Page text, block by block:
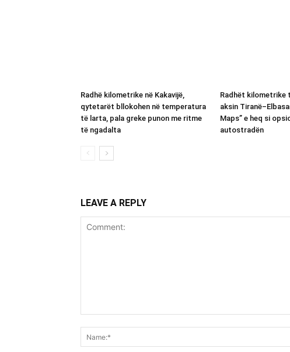
Radhë kilometrike në Kakavijë,
qytetarët bllokohen në temperatura
të larta, pala greke punon me ritme
të ngadalta
Radhët kilometrike
aksin
Maps” e heq si
autostradën
LEAVE A REPLY